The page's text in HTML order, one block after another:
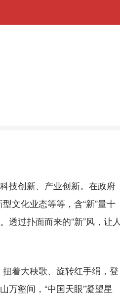
技创新、产业创新。在政府
文化业态等等，含“新”量十
过扑面而来的“新”风，让人
着大秧歌、旋转红手绢，登
万壑间，“中国天眼”凝望星